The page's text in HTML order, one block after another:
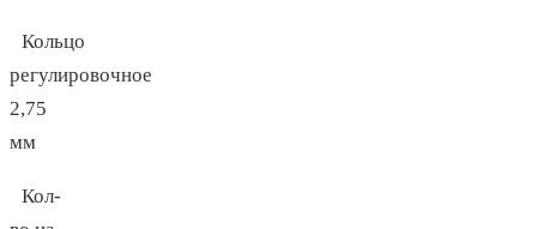
Кольцо
регулировочное
2,75
мм
Кол-